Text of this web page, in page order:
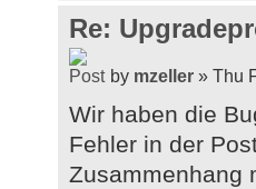
" +
"when
'oid',
"when
" +
"when
'_' then 2003
Re:
by mzeller » Thu
Wir haben die
Fehler in der
Zusammenhang